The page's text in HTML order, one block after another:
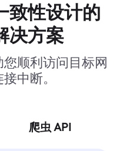
致性设计的
决方案
顺利访问目标网
中断。
爬虫 API